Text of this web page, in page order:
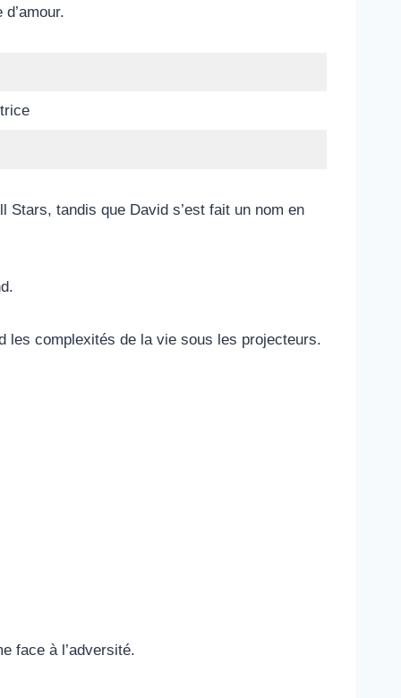
Stars, tandis que David s’est fait un nom en
les complexités de la vie sous les projecteurs.
face à l’adversité.